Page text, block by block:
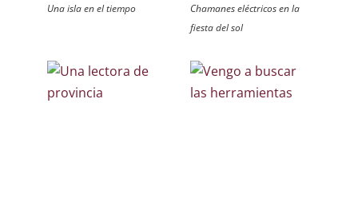
Una isla en el tiempo
Chamanes eléctricos en la
fiesta del sol